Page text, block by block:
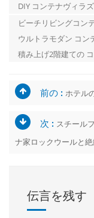
DIY コンテナヴィラズ
ビーチリビングコン
ウルトラモダン コン
積み上げ2階建ての
前の : ホテル
次 : スチール
ナ家ロックウールと
伝言を残す